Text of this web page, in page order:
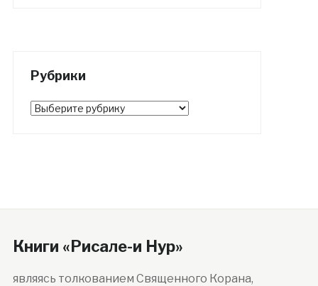
Рубрики
Рубрики
Книги «Рисале-и Нур»
являясь толкованием Священного Корана,